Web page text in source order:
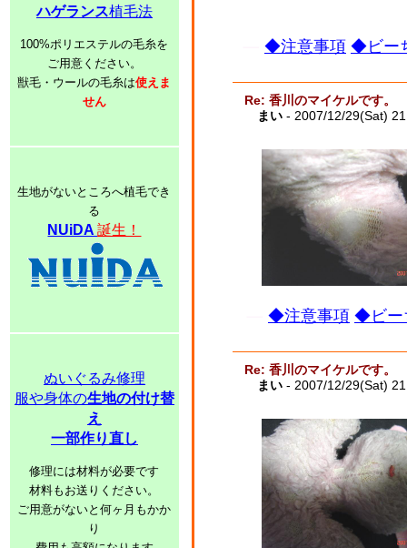
ハゲランス植毛法
100%ポリエステルの毛糸を
ご用意ください。
獣毛・ウールの毛糸は使えま
せん
生地がないところへ植毛でき
る
NUiDA誕生！
ぬいぐるみ修理
服や身体の生地の付け替
え
一部作り直し
修理には材料が必要です
材料もお送りください。
ご用意がないと何ヶ月もかか
り
◆注意事項 ◆ビー
Re: 香川のマイケルです。
まい - 2007/12/29(Sat)
◆注意事項 ◆ビー
Re: 香川のマイケルです。
まい - 2007/12/29(Sat)